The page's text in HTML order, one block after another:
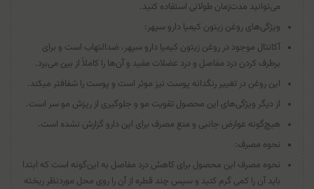
می‌توانید مدت‌زمان طولانی استفاده کنید.
ویژگی‌های روغن زیتون کیمیا دارو سپهر:
آکانتال موجود در روغن زیتون کیمیا دارو سپهر، ضدالتهاب است و برای
برطرف کردن درد مفاصل و درد عضلات مفید و آن‌ها را کاملاً از بین می‌برد.
این روغن در تغییر رنگدانه پوست نیز موثر است و پوست را شفاف‎تر می‎کند.
از دیگر ویژگی‌های این محصول تقویت مو و جلوگیری از ریزش مو سر است.
هیچ‌گونه عوارض جانبی و منع مصرف برای این دارو گزارش نشده است.
نحوه مصرف:
نحوه مصرف این محصول برای کاهش درد مفاصل به این‌گونه است که ابتدا
باید آن را کمی گرم کنید و سپس چند قطره از آن را روی محل موردنظر ریخته